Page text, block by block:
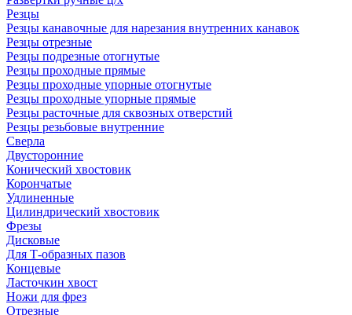
Резцы
Резцы канавочные для нарезания внутренних канавок
Резцы отрезные
Резцы подрезные отогнутые
Резцы проходные прямые
Резцы проходные упорные отогнутые
Резцы проходные упорные прямые
Резцы расточные для сквозных отверстий
Резцы резьбовые внутренние
Сверла
Двусторонние
Конический хвостовик
Корончатые
Удлиненные
Цилиндрический хвостовик
Фрезы
Дисковые
Для Т-образных пазов
Концевые
Ласточкин хвост
Ножи для фрез
Отрезные